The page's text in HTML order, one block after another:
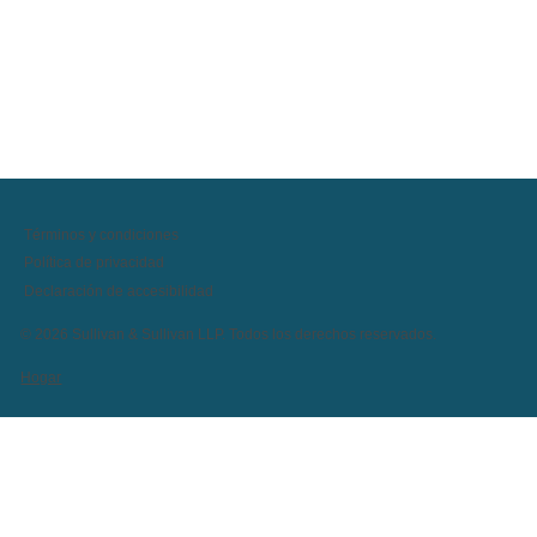
Términos y condiciones
Política de privacidad
Declaración de accesibilidad
© 2026 Sullivan & Sullivan LLP. Todos los derechos reservados.
Hogar